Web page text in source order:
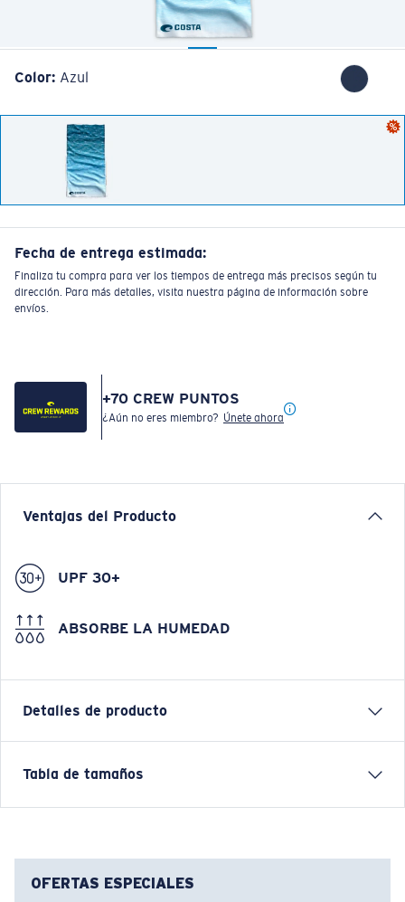
Color: Azul
Fecha de entrega estimada:
Finaliza tu compra para ver los tiempos de entrega más precisos según tu
dirección. Para más detalles, visita nuestra página de información sobre
envíos.
+70 CREW PUNTOS
¿Aún no eres miembro? Únete ahora
Ventajas del Producto
UPF 30+
ABSORBE LA HUMEDAD
Detalles de producto
With the Costa Swells C-Mask you are expedition
• Up to 30 UPF Sun Protection Rating
• 100% Moisture-Wicking Polyester Microfiber.
Tabla de tamaños
OFERTAS ESPECIALES